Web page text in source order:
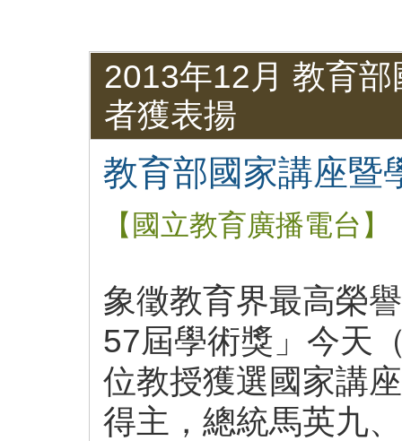
2013年12月 教育
者獲表揚
教育部國家講座
【國立教育廣播電台】
象徵教育界最高榮
57屆學術獎」今天
位教授獲選國家講
得主，總統馬英九